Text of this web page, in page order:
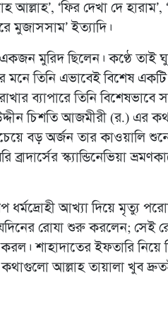
আল্লাহ’, ‘ফির দেখা দে
মুজাসসাম’ ইত্যাদি।
মুরিদ ছিলেন। কণ্ঠে তাই
তিনি এভাবেই বিশেষ
ব্যাপারে তিনি বিশেষভাবে
চিশতি আজমীরী (র.) এর
বড় অর্জন তার কাওয়ালি
স্ক্যান্ডিনেভিয়া
ধর্মদ্রোহী আখ্যা দিয়ে মৃত্যু
রোযা শুরু করলেন; সেই
শাহাদাতের ইফতারি নিয়ে
কথাগুলো আল্লাহ তায়ালা খুব